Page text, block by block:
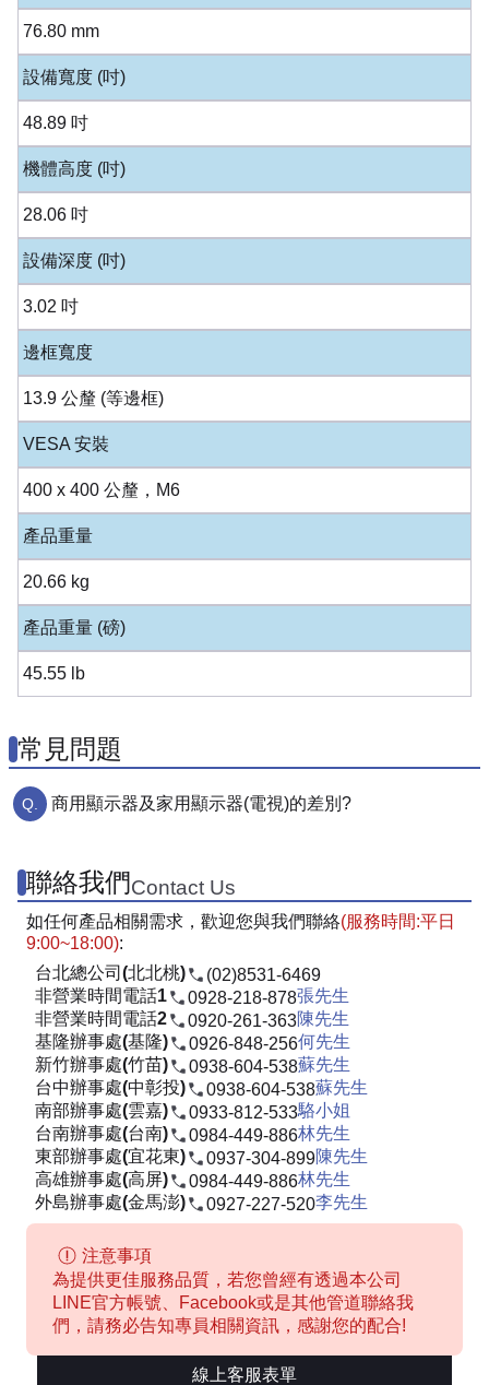
76.80 mm
設備寬度 (吋)
48.89 吋
機體高度 (吋)
28.06 吋
設備深度 (吋)
3.02 吋
邊框寬度
13.9 公釐 (等邊框)
VESA 安裝
400 x 400 公釐，M6
產品重量
20.66 kg
產品重量 (磅)
45.55 lb
常見問題
商用顯示器及家用顯示器(電視)的差別?
聯絡我們Contact Us
如任何產品相關需求，歡迎您與我們聯絡(服務時間:平日
9:00~18:00):
台北總公司(北北桃)
(02)8531-6469
非營業時間電話1
0928-218-878張先生
非營業時間電話2
0920-261-363陳先生
基隆辦事處(基隆)
0926-848-256何先生
新竹辦事處(竹苗)
0938-604-538蘇先生
台中辦事處(中彰投)
0938-604-538蘇先生
南部辦事處(雲嘉)
0933-812-533駱小姐
台南辦事處(台南)
0984-449-886林先生
東部辦事處(宜花東)
0937-304-899陳先生
高雄辦事處(高屏)
0984-449-886林先生
外島辦事處(金馬澎)
0927-227-520李先生
注意事項
為提供更佳服務品質，若您曾經有透過本公司
LINE官方帳號、Facebook或是其他管道聯絡我
們，請務必告知專員相關資訊，感謝您的配合!
線上客服表單